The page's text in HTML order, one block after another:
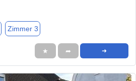
Zimmer 3
★ ➦ ➜